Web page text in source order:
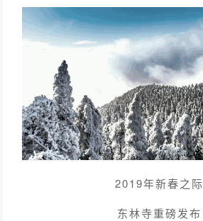
2019年新春之际
东林寺重磅发布